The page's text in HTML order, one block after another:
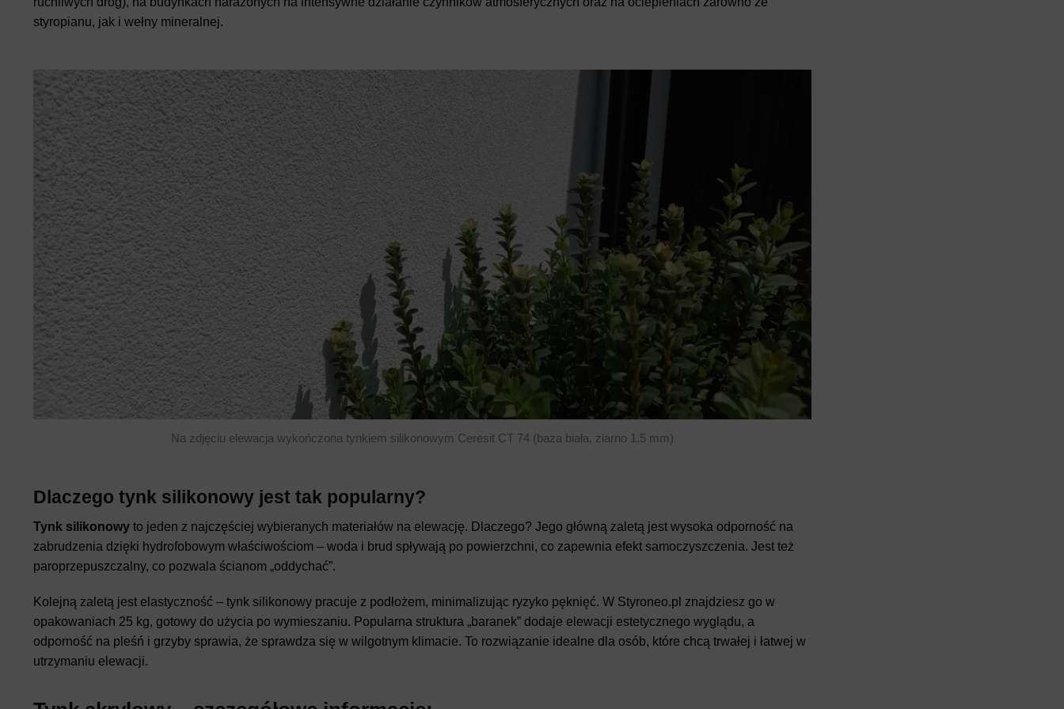
styropianu, jak i wełny mineralnej.
Na zdjęciu elewacja wykończona tynkiem silikonowym Ceresit CT 74 (baza biała, ziarno 1,5 mm)
Dlaczego tynk silikonowy jest tak popularny?
Tynk silikonowyto jeden z najczęściej wybieranych materiałów na elewację. Dlaczego? Jego główną zaletą jest wysoka odporność na
zabrudzenia dzięki hydrofobowym właściwościom – woda i brud spływają po powierzchni, co zapewnia efekt samoczyszczenia. Jest też
paroprzepuszczalny, co pozwala ścianom „oddychać”.
Kolejną zaletą jest elastyczność – tynk silikonowy pracuje z podłożem, minimalizując ryzyko pęknięć. W Styroneo.pl znajdziesz go w
opakowaniach 25 kg, gotowy do użycia po wymieszaniu. Popularna struktura „baranek” dodaje elewacji estetycznego wyglądu, a
odporność na pleśń i grzyby sprawia, że sprawdza się w wilgotnym klimacie. To rozwiązanie idealne dla osób, które chcą trwałej i łatwej w
utrzymaniu elewacji.